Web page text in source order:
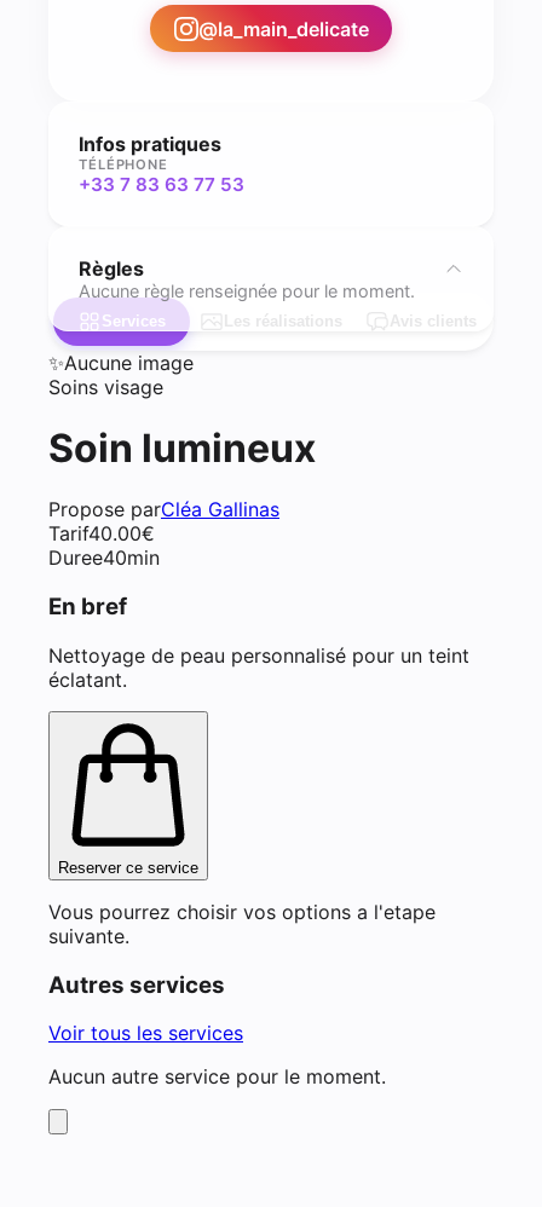
@la_main_delicate
Infos pratiques
TÉLÉPHONE
+33 7 83 63 77 53
Règles
Aucune règle renseignée pour le moment.
Services Les réalisations Avis clients
✨Aucune image
Soins visage
Soin lumineux
Propose parCléa Gallinas
Tarif40.00€
Duree40min
En bref
Nettoyage de peau personnalisé pour un teint
éclatant.
Reserver ce service
Vous pourrez choisir vos options a l'etape
suivante.
Autres services
Voir tous les services
Aucun autre service pour le moment.